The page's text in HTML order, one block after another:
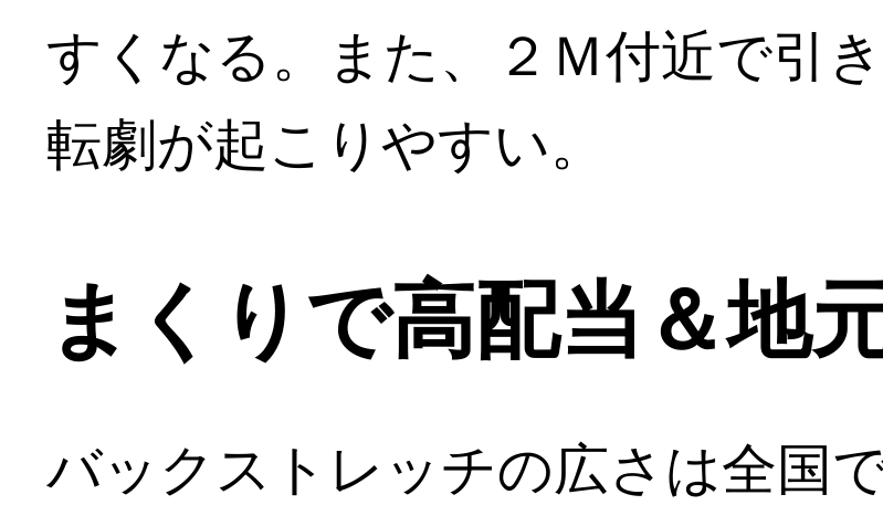
すくなる。また、２Ｍ付近で引
転劇が起こりやすい。
まくりで高配当＆地
バックストレッチの広さは全国